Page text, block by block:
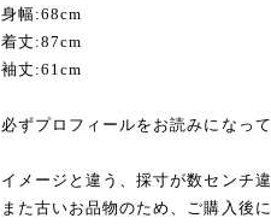
身幅:68cm
着丈:87cm
袖丈:61cm
必ずプロフィールをお読みになっ
イメージと違う、採寸が数センチ
また古いお品物のため、ご購入後